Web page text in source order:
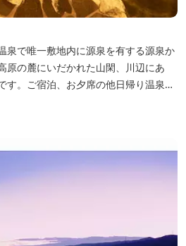
泉で唯一敷地内に源泉を有する源泉か
原の麓にいだかれた山閑、川辺にあ
す。ご宿泊、お夕席の他日帰り温泉も
用いた温泉野菜蒸しの他美と健康を
ご用意しています。